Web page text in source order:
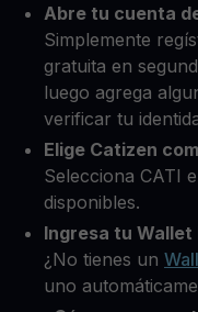
Abre tu cuenta
Simplemente
gratuita en
luego agrega
verificar tu
Elige Catizen
Selecciona CATI
disponibles.
Ingresa tu Wallet
¿No tienes un
uno